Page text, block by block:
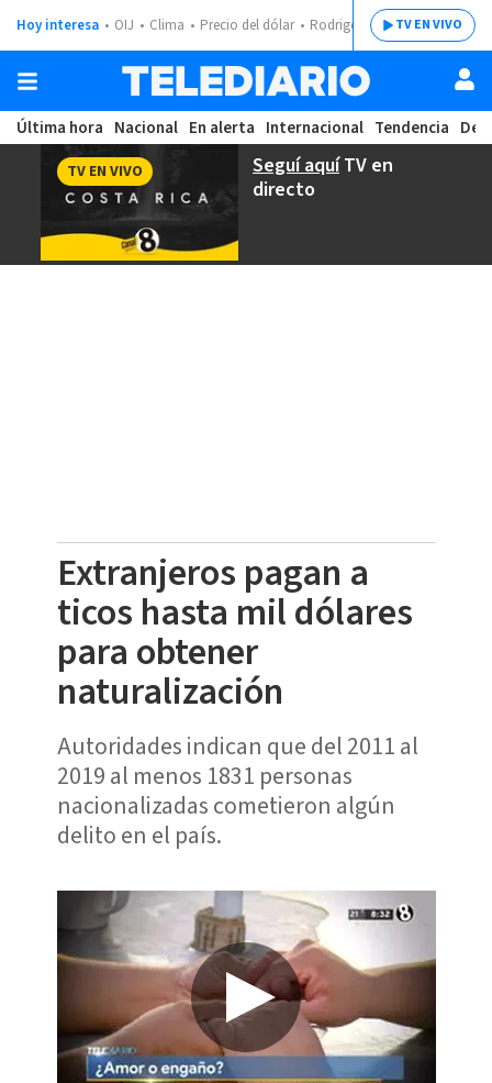
Hoy interesa OIJ Clima Precio del dólar Rodrigo ChavesTV EN VIVO
Última hora Nacional En alerta Internacional Tendencia
Seguí aquíTV en
directo
TV EN VIVO
Extranjeros pagan a
ticos hasta mil dólares
para obtener
naturalización
Autoridades indican que del 2011 al
2019 al menos 1831 personas
nacionalizadas cometieron algún
delito en el país.